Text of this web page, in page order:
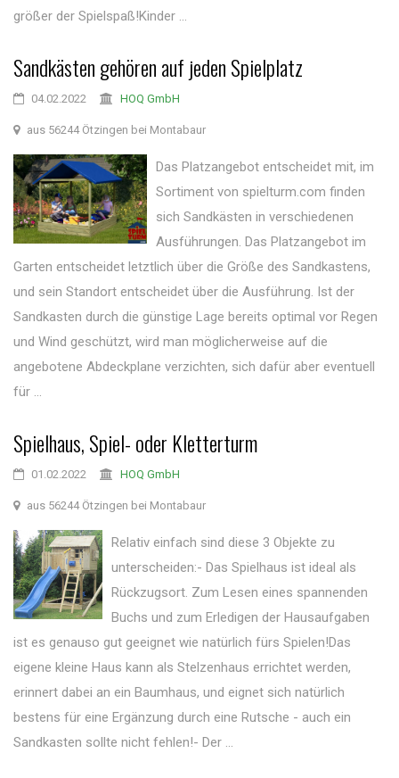
größer der Spielspaß!Kinder ...
Sandkästen gehören auf jeden Spielplatz
04.02.2022 HOQ GmbH
aus 56244 Ötzingen bei Montabaur
Das Platzangebot entscheidet mit, im
Sortiment von spielturm.com finden
sich Sandkästen in verschiedenen
Ausführungen. Das Platzangebot im
Garten entscheidet letztlich über die Größe des Sandkastens,
und sein Standort entscheidet über die Ausführung. Ist der
Sandkasten durch die günstige Lage bereits optimal vor Regen
und Wind geschützt, wird man möglicherweise auf die
angebotene Abdeckplane verzichten, sich dafür aber eventuell
für ...
Spielhaus, Spiel- oder Kletterturm
01.02.2022 HOQ GmbH
aus 56244 Ötzingen bei Montabaur
Relativ einfach sind diese 3 Objekte zu
unterscheiden:- Das Spielhaus ist ideal als
Rückzugsort. Zum Lesen eines spannenden
Buchs und zum Erledigen der Hausaufgaben
ist es genauso gut geeignet wie natürlich fürs Spielen!Das
eigene kleine Haus kann als Stelzenhaus errichtet werden,
erinnert dabei an ein Baumhaus, und eignet sich natürlich
bestens für eine Ergänzung durch eine Rutsche - auch ein
Sandkasten sollte nicht fehlen!- Der ...